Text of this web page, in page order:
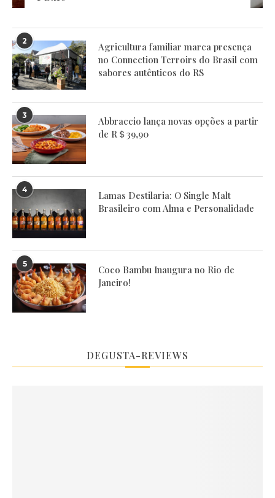
2
Agricultura familiar marca presença
no Connection Terroirs do Brasil com
sabores autênticos do RS
3
Abbraccio lança novas opções a partir
de R＄39,90
4
Lamas Destilaria: O Single Malt
Brasileiro com Alma e Personalidade
5
Coco Bambu Inaugura no Rio de
Janeiro!
DEGUSTA-REVIEWS